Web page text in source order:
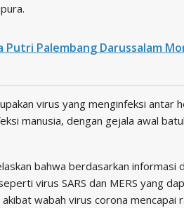
Putri Palembang Darussalam
virus yang menginfeksi antar
manusia, dengan gejala awal
bahwa berdasarkan informasi
virus SARS dan MERS yang
wabah virus corona mencapai